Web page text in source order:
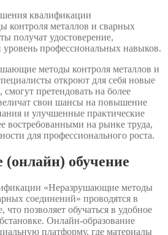
квалификации
контроля металлов и сварных
получат удостоверение,
профессиональных навыков.
методы контроля металлов и
откроют для себя новые
претендовать на более
свои шансы на повышение
и улучшенные практические
востребованными на рынке труда,
для профессионального роста.
(онлайн) обучение
«Неразрушающие методы
соединений» проводятся в
позволяет обучаться в удобное
Онлайн-образование
платформу, где материалы